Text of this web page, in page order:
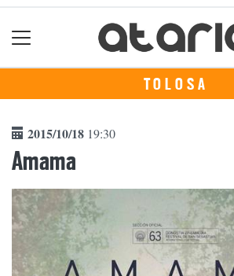
TOLOSA
2015/10/18 19:30
Amama